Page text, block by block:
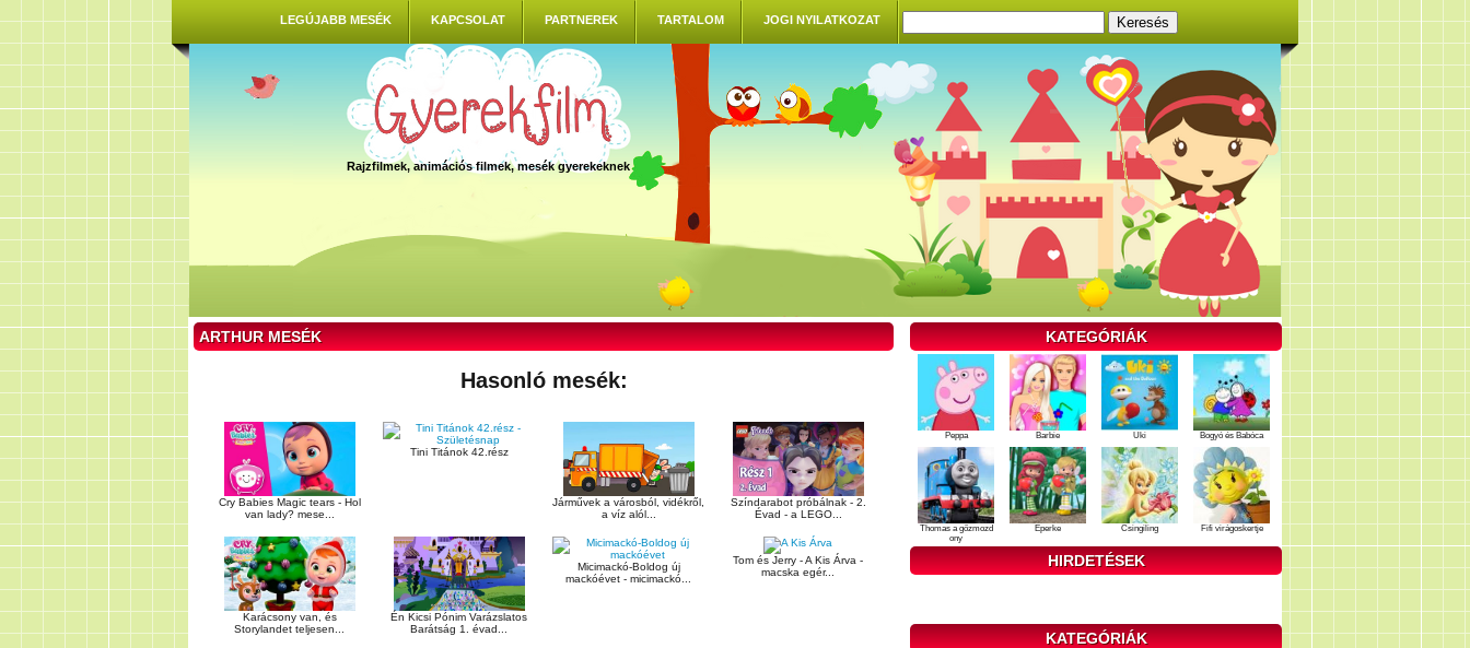
LEGÚJABB MESÉK KAPCSOLAT PARTNEREK TARTALOM JOGI NYILATKOZAT
Rajzfilmek, animációs filmek, mesék gyerekeknek
ARTHUR MESÉK
Hasonló mesék:
Cry Babies Magic tears - Hol
van lady? mese...
Tini Titánok 42.rész
Járművek a városból, vidékről,
a víz alól...
Színdarabot próbálnak - 2.
Évad - a LEGO...
Karácsony van, és
Storylandet teljesen...
Én Kicsi Pónim Varázslatos
Barátság 1. évad...
Micimackó-Boldog új
mackóévet - micimackó...
Tom és Jerry - A Kis Árva -
macska egér...
KATEGÓRIÁK
Peppa Barbie Uki Bogyó és Babóca
Thomas a gőzmozd
ony
Eperke Csingiling Fifi virágoskertje
HIRDETÉSEK
KATEGÓRIÁK